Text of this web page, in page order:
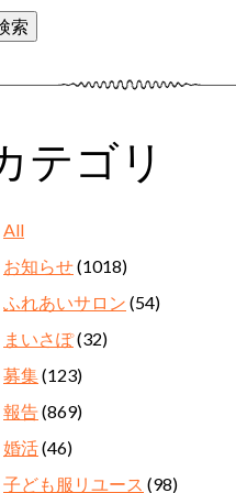
テゴリ
All
お知らせ(1018)
ふれあいサロン (54)
まいさぽ(32)
募集(123)
報告(869)
婚活(46)
子ども服リユース (98)